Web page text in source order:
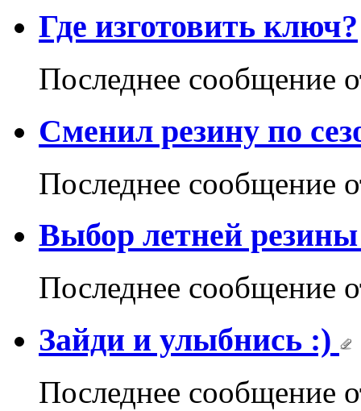
Где изготовить ключ?
Последнее сообщение
Сменил резину по
Последнее сообщение
Выбор летней
Последнее сообщение
Зайди и улыбнись :)
Последнее сообщение